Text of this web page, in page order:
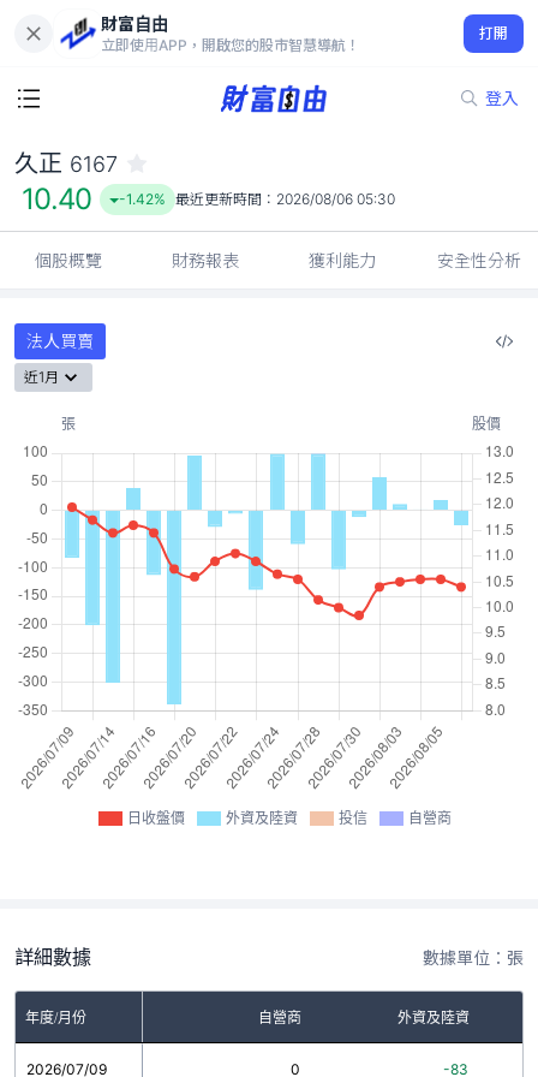
財富自由
立即使用APP，開啟您的股市智慧導航！
打開
登入
10.40
-1.42%
久正 6167
10.40 -1.42% 最近更新時間： 2026/08/06 05:30
個股概覽 財務報表 獲利能力 安全性分析
法人買賣
近1月
日收盤價 外資及陸資 投信 自營商
詳細數據 數據單位：張
年度/月份 自營商 外資及陸資
2026/07/09 0 -83